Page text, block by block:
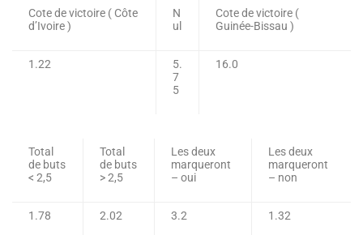
Cote de victoire ( Côte
d’Ivoire )
N
ul
Cote de victoire (
Guinée-Bissau )
1.22
5.
7
5
16.0
Total
de buts
< 2,5
Total
de buts
> 2,5
Les deux
marqueront
– oui
Les deux
marqueront
– non
1.78 2.02 3.2 1.32